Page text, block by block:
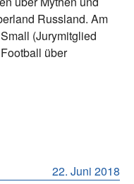
Russland. Am
(Jurymitglied
über
22. Juni 2018